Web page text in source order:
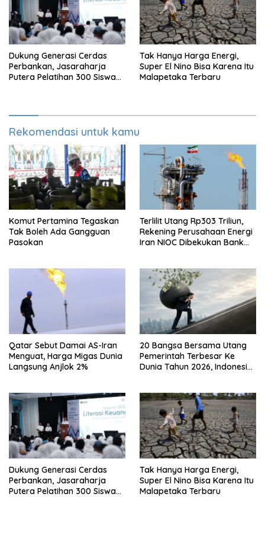
Dukung Generasi Cerdas
Perbankan, Jasaraharja
Putera Pelatihan 300 Siswa
Tak Hanya Harga Energi,
Super El Nino Bisa Karena Itu
Malapetaka Terbaru
Rekomendasi untuk kamu
Komut Pertamina Tegaskan
Tak Boleh Ada Gangguan
Pasokan
Terlilit Utang Rp303 Triliun,
Rekening Perusahaan Energi
Iran NIOC Dibekukan Bank
Qatar Sebut Damai AS-Iran
Menguat, Harga Migas Dunia
Langsung Anjlok 2%
20 Bangsa Bersama Utang
Pemerintah Terbesar Ke
Dunia Tahun 2026, Indonesia
Dukung Generasi Cerdas
Perbankan, Jasaraharja
Putera Pelatihan 300 Siswa
Tak Hanya Harga Energi,
Super El Nino Bisa Karena Itu
Malapetaka Terbaru